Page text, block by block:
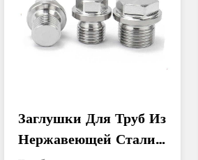
Заглушки Для Труб Из
Нержавеющей Стали